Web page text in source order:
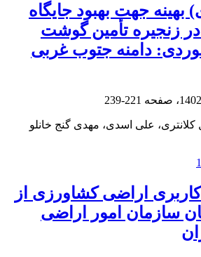
بهینه جهت بهبود جایگاه
زنجیره تأمین گوشت
دامنه جتوب غربی
221-239
علی اسدی، مهدی گنج خانلو
کاربری اراضی کشاورزی از
سازمان امور اراضی